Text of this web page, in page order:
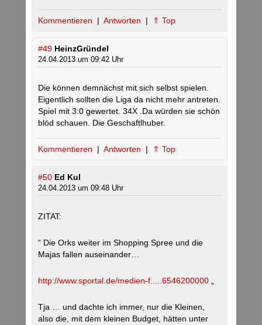
Kommentieren | Antworten | ⇑ Top
#49 HeinzGründel
24.04.2013 um 09:42 Uhr
Die können demnächst mit sich selbst spielen.
Eigentlich sollten die Liga da nicht mehr antreten.
Spiel mit 3:0 gewertet. 34X .Da würden sie schön
blöd schauen. Die Geschaftlhuber.
Kommentieren | Antworten | ⇑ Top
#50 Ed Kul
24.04.2013 um 09:48 Uhr
ZITAT:
“ Die Orks weiter im Shopping Spree und die
Majas fallen auseinander…
http://www.sportal.de/medien-f.....6546200000
Tja … und dachte ich immer, nur die Kleinen,
also die, mit dem kleinen Budget, hätten unter